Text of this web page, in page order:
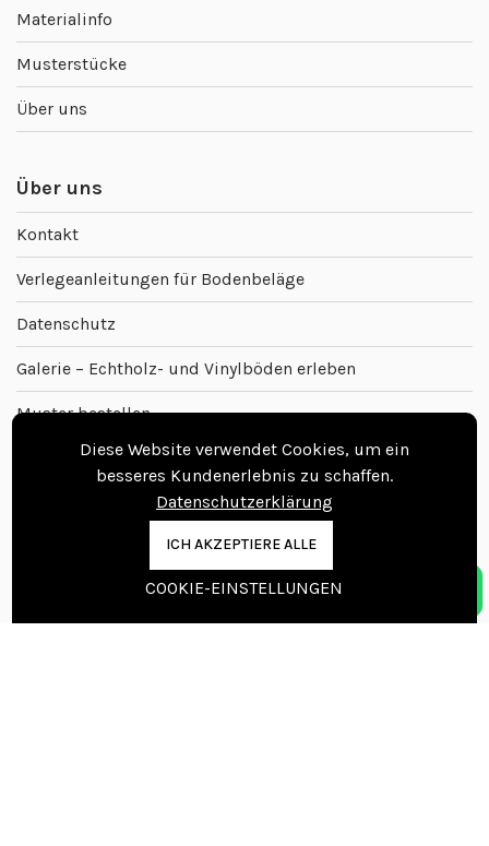
Materialinfo
Musterstücke
Über uns
Über uns
Kontakt
Verlegeanleitungen für Bodenbeläge
Datenschutz
Galerie – Echtholz- und Vinylböden erleben
Muster bestellen
Unternehmen
Lieferbedingungen
Folgen Sie uns
Diese Website verwendet Cookies, um ein
besseres Kundenerlebnis zu schaffen.
Datenschutzerklärung
ICH AKZEPTIERE ALLE
COOKIE-EINSTELLUNGEN